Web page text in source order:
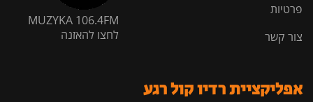
פרטיות
צור קשר
MUZYKA 106.4FM
לחצו להאזנה
אפליקציית רדיו קול רגע